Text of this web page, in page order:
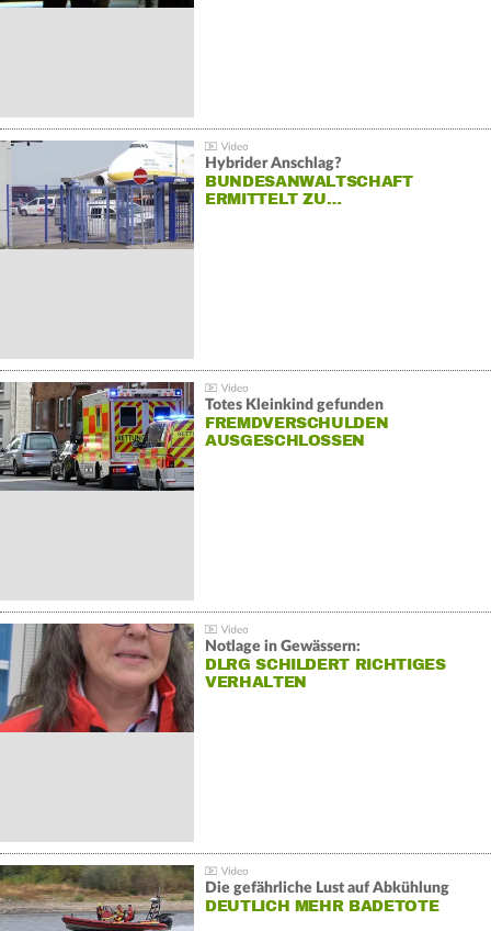
Hybrider Anschlag?
BUNDESANWALTSCHAFT
ERMITTELT ZU…
Totes Kleinkind gefunden
FREMDVERSCHULDEN
AUSGESCHLOSSEN
Notlage in Gewässern:
DLRG SCHILDERT RICHTIGES
VERHALTEN
Die gefährliche Lust auf Abkühlung
DEUTLICH MEHR BADETOTE